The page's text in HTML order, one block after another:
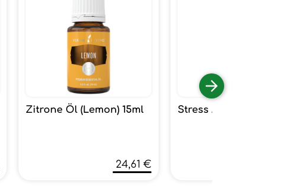
Zitrone Öl (Lemon) 15ml
24,61 €
Stress Away 15ml